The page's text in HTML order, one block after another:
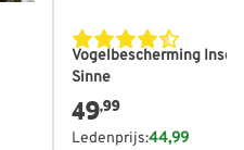
Vogelbescherming
Sinne
49,99
Ledenprijs:44,99